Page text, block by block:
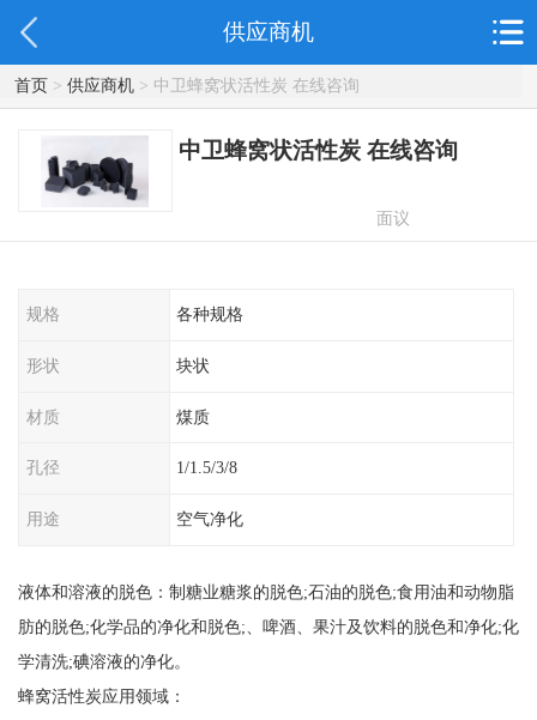
供应商机
首页> 供应商机> 中卫蜂窝状活性炭 在线咨询
中卫蜂窝状活性炭 在线咨询
面议
规格 各种规格
形状 块状
材质 煤质
孔径 1/1.5/3/8
用途 空气净化
液体和溶液的脱色：制糖业糖浆的脱色;石油的脱色;食用油和动物脂
肪的脱色;化学品的净化和脱色;、啤酒、果汁及饮料的脱色和净化;化
学清洗;碘溶液的净化。
蜂窝活性炭应用领域：